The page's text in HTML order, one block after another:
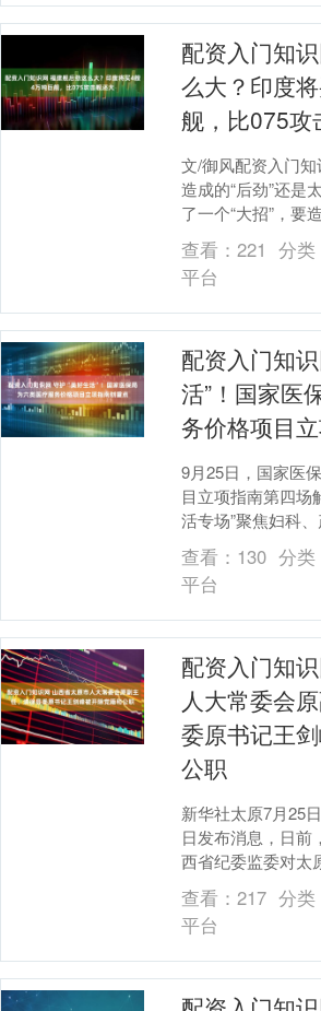
配资入门知
么大？印度
舰，比075攻
文/御风配资入门
造成的“后劲”还是
了一个“大招”，要
彰显在印度洋的“
坞....
查看：221 分类
平台
配资入门知
活”！国家医
务价格项目
9月25日，国家医
目立项指南第四场
活专场”聚焦妇科
被系统以及美容整
者在现....
查看： 130 分类
平台
配资入门知
人大常委会
委原书记王
公职
新华社太原7月25
日发布消息，日前
西省纪委监委对太
任、清徐县委原
问题进行立....
查看：217 分类
平台